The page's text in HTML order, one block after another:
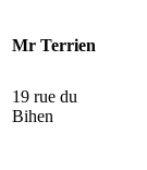
Mr Terrien
19 rue du
Bihen